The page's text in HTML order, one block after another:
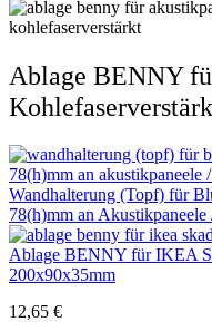
Ablage BENNY
Wandhalterung (Topf) für
78(h)mm an
Ablage BENNY für IKEA
200x90x35mm
12,65 €